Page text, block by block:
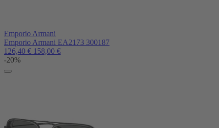
Emporio Armani
Emporio Armani EA2173 300187
126,40 € 158,00 €
-20%